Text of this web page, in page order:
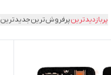
پربازدیدترینپرفروش‌ترینجدیدترین